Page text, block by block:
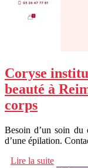
Coryse
beauté à
corps
Besoin d’un soin du
d’une épilation.
Lire la suite